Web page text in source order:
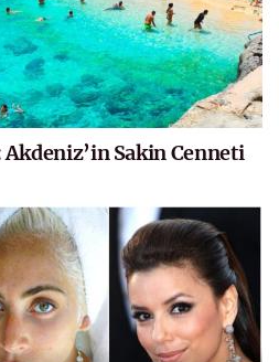
Akdeniz’in Sakin Cenneti